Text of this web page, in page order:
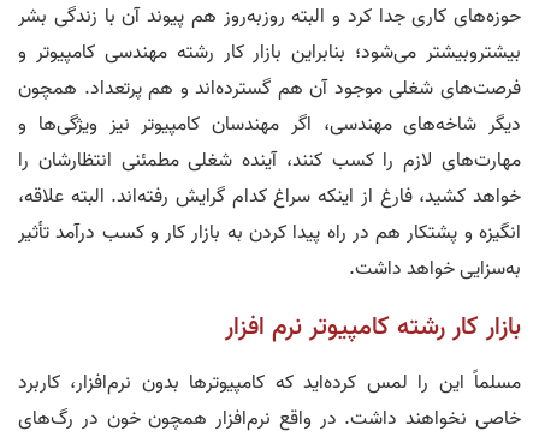
حوزه‌های کاری جدا کرد و البته روز‌به‌روز هم پیوند آن با زندگی بشر
بیشتر‌و‌بیشتر می‌شود؛ بنابراین بازار کار رشته مهندسی کامپیوتر و
فرصت‌های شغلی موجود آن هم گسترده‌اند و هم پرتعداد. همچون
دیگر شاخه‌های مهندسی، اگر مهندسان کامپیوتر نیز ویژگی‌ها و
مهارت‌های لازم را کسب کنند، آینده شغلی مطمئنی انتظارشان را
خواهد کشید، فارغ از اینکه سراغ کدام گرایش رفته‌اند. البته علاقه،
انگیزه و پشتکار هم در راه پیدا کردن به بازار کار و کسب درآمد تأثیر
به‌سزایی خواهد داشت.
بازار کار رشته کامپیوتر نرم افزار
مسلماً این را لمس کرده‌اید که کامپیوترها بدون نرم‌افزار، کاربرد
خاصی نخواهند داشت. در واقع نرم‌افزار همچون خون در رگ‌های